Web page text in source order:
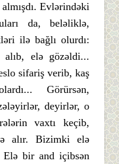
Evlərindəki
da, beləliklə,
ilə bağlı olurdı:
alıb, elə gözəldi...
sifariş verib, kaş
Görürsən,
deyirlər, o
vaxtı keçib,
alır. Bizimki elə
Elə bir and içibsən